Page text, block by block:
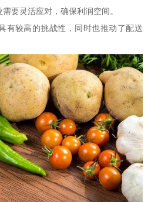
要灵活应对，确保利润空间。
有较高的挑战性，同时也推动了配送